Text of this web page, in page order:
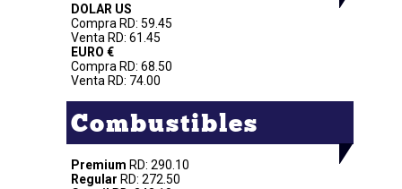
DOLAR US
Compra RD: 59.45
Venta RD: 61.45
EURO €
Compra RD: 68.50
Venta RD: 74.00
Combustibles
Premium RD: 290.10
Regular RD: 272.50